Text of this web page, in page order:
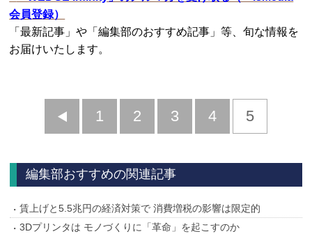
会員登録）
「最新記事」や「編集部のおすすめ記事」等、旬な情報を
お届けいたします。
前
1 2 3 4 5
編集部おすすめの関連記事
賃上げと5.5兆円の経済対策で 消費増税の影響は限定的
3Dプリンタは モノづくりに「革命」を起こすのか